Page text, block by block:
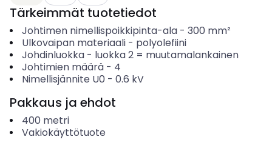
Tärkeimmät tuotetiedot
Johtimen nimellispoikkipinta-ala- 300 mm²
Ulkovaipan materiaali- polyolefiini
Johdinluokka- luokka 2 = muutamalankainen
Johtimien määrä- 4
Nimellisjännite U0 - 0.6 kV
Pakkaus ja ehdot
400 metri
Vakiokäyttötuote